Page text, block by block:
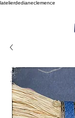
latelierdedianeclemence